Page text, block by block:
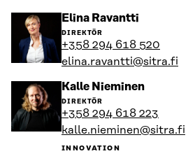
Elina Ravantti
personens
profil
DIREKTÖR
+358 294 618 520
elina.ravantti@sitra.fi
Kalle NieminenGå
personens
profil
DIREKTÖR
+358 294 618 223
kalle.nieminen@sitra.fi
INNOVATION